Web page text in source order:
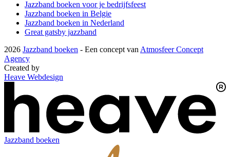
Jazzband boeken voor je bedrijfsfeest
Jazzband boeken in Belgie
Jazzband boeken in Nederland
Great gatsby jazzband
2026 Jazzband boeken - Een concept van Atmosfeer Concept
Agency
Created by
Heave Webdesign
Jazzband boeken